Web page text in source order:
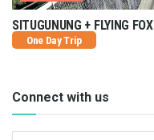
SITUGUNUNG + FLYING FOX
One Day Trip
Connect with us